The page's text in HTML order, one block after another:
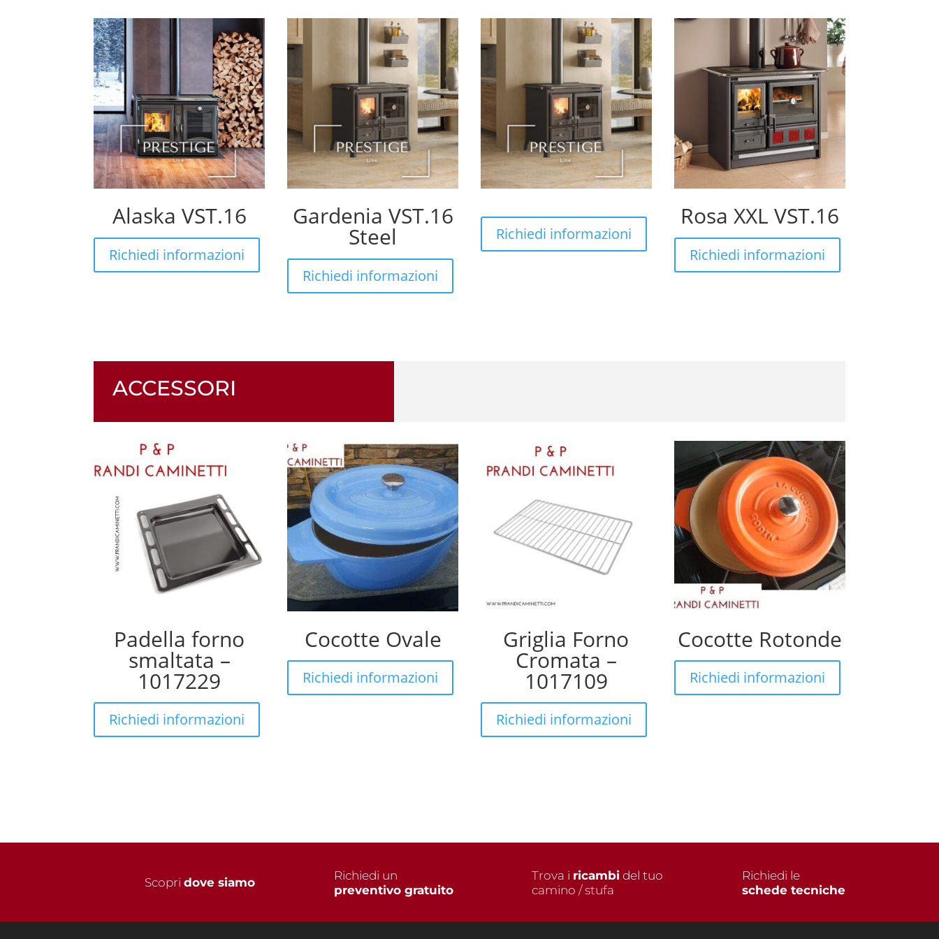
Alaska VST.16
Richiedi informazioni
Gardenia VST.16
Steel
Richiedi informazioni
Richiedi informazioni
Rosa XXL VST.16
Richiedi informazioni
ACCESSORI
Padella forno
smaltata –
1017229
Richiedi informazioni
Cocotte Ovale
Richiedi informazioni
Griglia Forno
Cromata –
1017109
Richiedi informazioni
Cocotte Rotonde
Richiedi informazioni
Scopridove siamo
Richiedi un
preventivo gratuito
Trova i ricambidel tuo
camino / stufa
Richiedi le
schede tecniche